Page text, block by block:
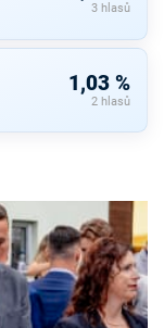
3 hlasů
1,03 %
2 hlasů